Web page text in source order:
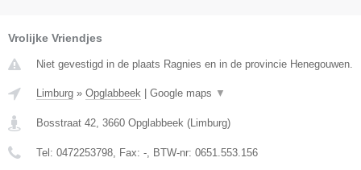
Vrolijke Vriendjes
Niet gevestigd in de plaats Ragnies en in de provincie Henegouwen.
Limburg » Opglabbeek Google maps ▼
Bosstraat 42 3660 Opglabbeek ( Limburg)
Tel: 0472253798 , Fax: - , BTW-nr: 0651.553.156